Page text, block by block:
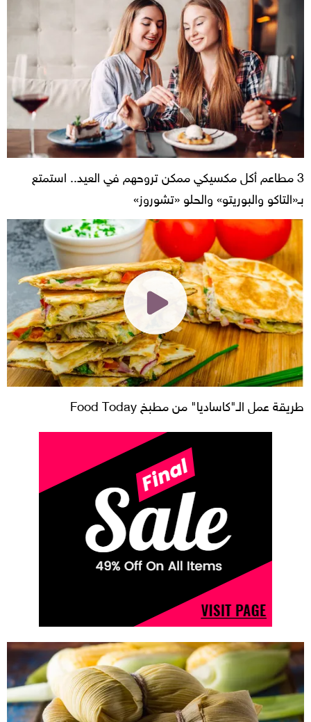
3 مطاعم أكل مكسيكي ممكن تروحهم في العيد.. استمتع
بـ«التاكو والبوريتو» والحلو «تشوروز»
طريقة عمل الـ"كاساديا" من مطبخ Food Today